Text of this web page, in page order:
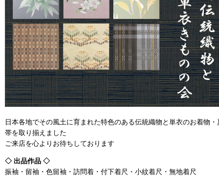
日本各地でその風土に育まれた特色のある伝統織物と単衣のお着物・
帯を取り揃えました
ご来店を心よりお待ちしております
◇ 出品作品 ◇
振袖・留袖・色留袖・訪問着・付下着尺・小紋着尺・無地着尺